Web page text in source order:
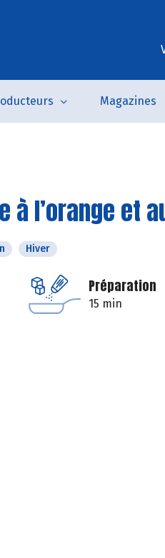
Magazines
à l’orange et
Hiver
Préparation
15 min